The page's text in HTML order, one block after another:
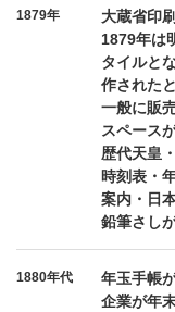
1879年
大蔵省印
1879年は
タイルと
作された
一般に販
スペース
歴代天皇
時刻表・
案内・日
鉛筆さし
1880年代
年玉手帳
企業が年